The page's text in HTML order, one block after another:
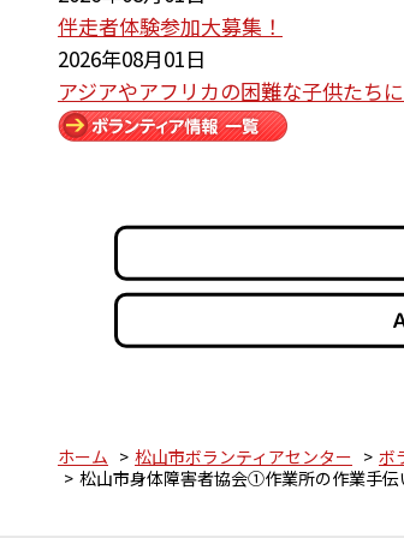
伴走者体験参加大募集！
2026年08月01日
アジアやアフリカの困難な子供たち
ホーム 松山市ボランティアセンター
ボ
松山市身体障害者協会①作業所の作業手